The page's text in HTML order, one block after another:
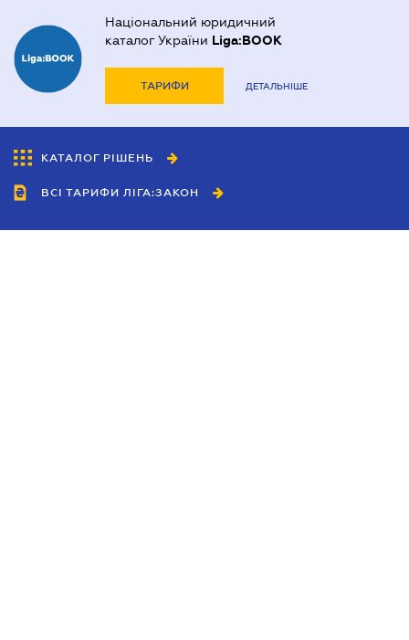
Національний юридичний
каталог України Liga:BOOK
ТАРИФИ ДЕТАЛЬНІШЕ
КАТАЛОГ РІШЕНЬ
ВСІ ТАРИФИ ЛІГА:ЗАКОН